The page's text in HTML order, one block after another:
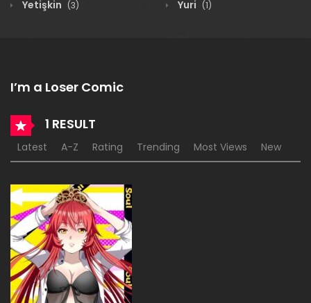
Yetişkin (3) Yuri (1)
I’m a Loser Comic
1 RESULT
Latest A-Z Rating Trending Most Views New